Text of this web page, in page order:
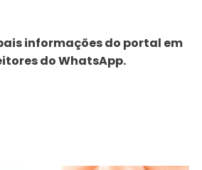
informações do portal em
do WhatsApp.